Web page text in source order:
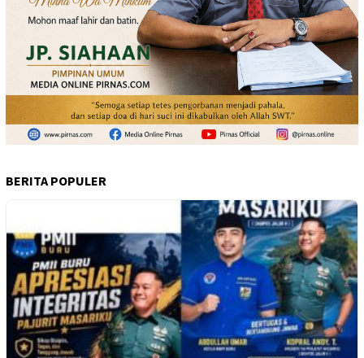
BERITA POPULER